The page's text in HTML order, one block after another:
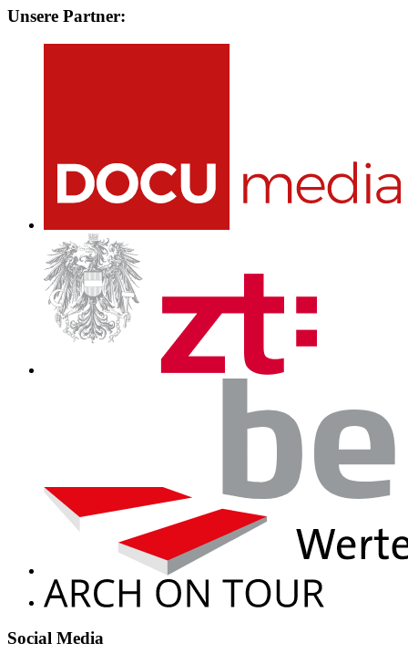
Unsere Partner:
Social Media